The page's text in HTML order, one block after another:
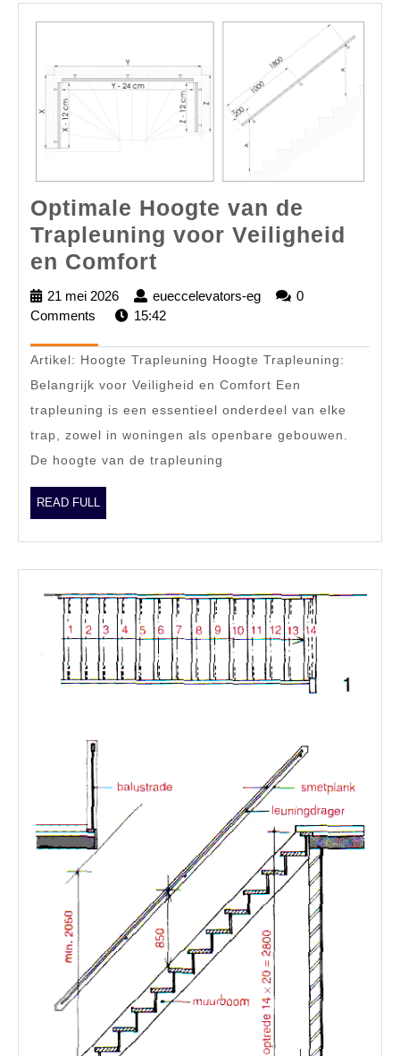
Optimale Hoogte van de
Trapleuning voor Veiligheid
en Comfort
Hoogte
van
de
Trapleuning
voor
Veiligheid
en
Comfort
21 mei 2026
21
mei
eueccelevators-eg
eueccelevators-
0
Comments
15:42
Artikel: Hoogte Trapleuning Hoogte Trapleuning:
Belangrijk voor Veiligheid en Comfort Een
trapleuning is een essentieel onderdeel van elke
trap, zowel in woningen als openbare gebouwen.
De hoogte van de trapleuning
READ FULL
FULL